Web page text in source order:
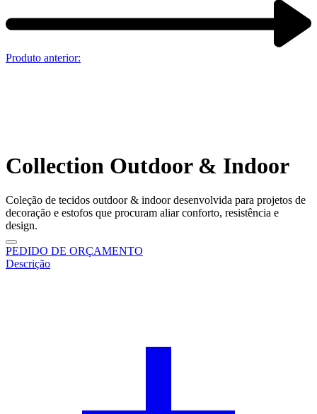
Produto anterior:
Collection Outdoor & Indoor
Coleção de tecidos outdoor & indoor desenvolvida para projetos de
decoração e estofos que procuram aliar conforto, resistência e
design.
PEDIDO DE ORÇAMENTO
Descrição